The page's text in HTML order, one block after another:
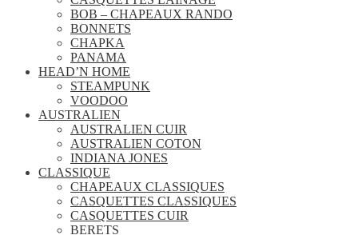
BOB – CHAPEAUX RANDO
BONNETS
CHAPKA
PANAMA
HEAD’N HOME
STEAMPUNK
VOODOO
AUSTRALIEN
AUSTRALIEN CUIR
AUSTRALIEN COTON
INDIANA JONES
CLASSIQUE
CHAPEAUX CLASSIQUES
CASQUETTES CLASSIQUES
CASQUETTES CUIR
BERETS